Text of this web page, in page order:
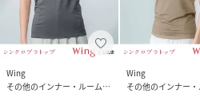
Wing
その他のインナー・ルームウェア
Wing